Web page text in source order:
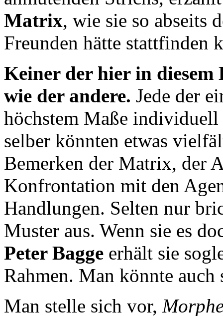
Matrix, wie sie so abseits
Freunden hätte stattfinden
Keiner der hier in
wie der andere. Jede der
höchstem Maße
selber könnten etwas
Bemerken der Matrix, der
Konfrontation mit den
Handlungen. Selten nur
Muster aus. Wenn sie es
Peter Bagge erhält sie
Rahmen. Man könnte auch
Man stelle sich vor,